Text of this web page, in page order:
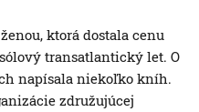
ktorá dostala cenu
transatlantický let. O
napísala niekoľko kníh.
združujúcej